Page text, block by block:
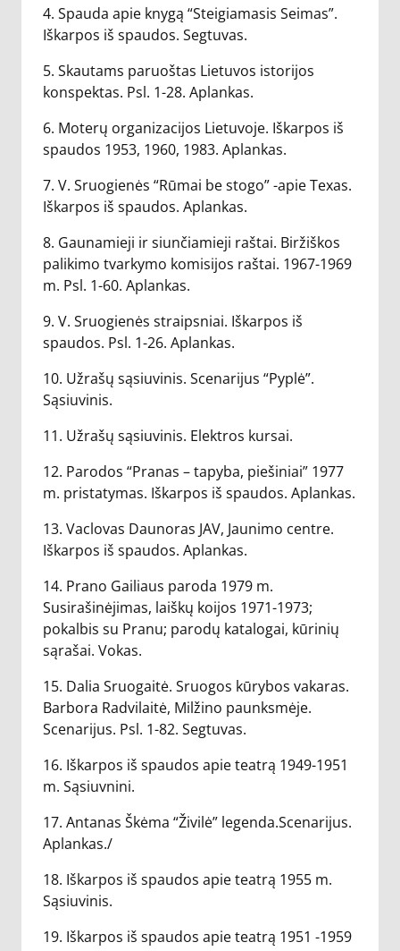
4. Spauda apie knygą “Steigiamasis Seimas”.
Iškarpos iš spaudos. Segtuvas.
5. Skautams paruoštas Lietuvos istorijos
konspektas. Psl. 1-28. Aplankas.
6. Moterų organizacijos Lietuvoje. Iškarpos iš
spaudos 1953, 1960, 1983. Aplankas.
7. V. Sruogienės “Rūmai be stogo” -apie Texas.
Iškarpos iš spaudos. Aplankas.
8. Gaunamieji ir siunčiamieji raštai. Biržiškos
palikimo tvarkymo komisijos raštai. 1967-1969
m. Psl. 1-60. Aplankas.
9. V. Sruogienės straipsniai. Iškarpos iš
spaudos. Psl. 1-26. Aplankas.
10. Užrašų sąsiuvinis. Scenarijus “Pyplė”.
Sąsiuvinis.
11. Užrašų sąsiuvinis. Elektros kursai.
12. Parodos “Pranas – tapyba, piešiniai” 1977
m. pristatymas. Iškarpos iš spaudos. Aplankas.
13. Vaclovas Daunoras JAV, Jaunimo centre.
Iškarpos iš spaudos. Aplankas.
14. Prano Gailiaus paroda 1979 m.
Susirašinėjimas, laiškų koijos 1971-1973;
pokalbis su Pranu; parodų katalogai, kūrinių
sąrašai. Vokas.
15. Dalia Sruogaitė. Sruogos kūrybos vakaras.
Barbora Radvilaitė, Milžino paunksmėje.
Scenarijus. Psl. 1-82. Segtuvas.
16. Iškarpos iš spaudos apie teatrą 1949-1951
m. Sąsiuvnini.
17. Antanas Škėma “Živilė” legenda.Scenarijus.
Aplankas./
18. Iškarpos iš spaudos apie teatrą 1955 m.
Sąsiuvinis.
19. Iškarpos iš spaudos apie teatrą 1951 -1959